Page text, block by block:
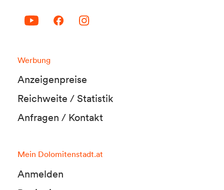
Werbung
Anzeigenpreise
Reichweite / Statistik
Anfragen / Kontakt
Mein Dolomitenstadt.at
Anmelden